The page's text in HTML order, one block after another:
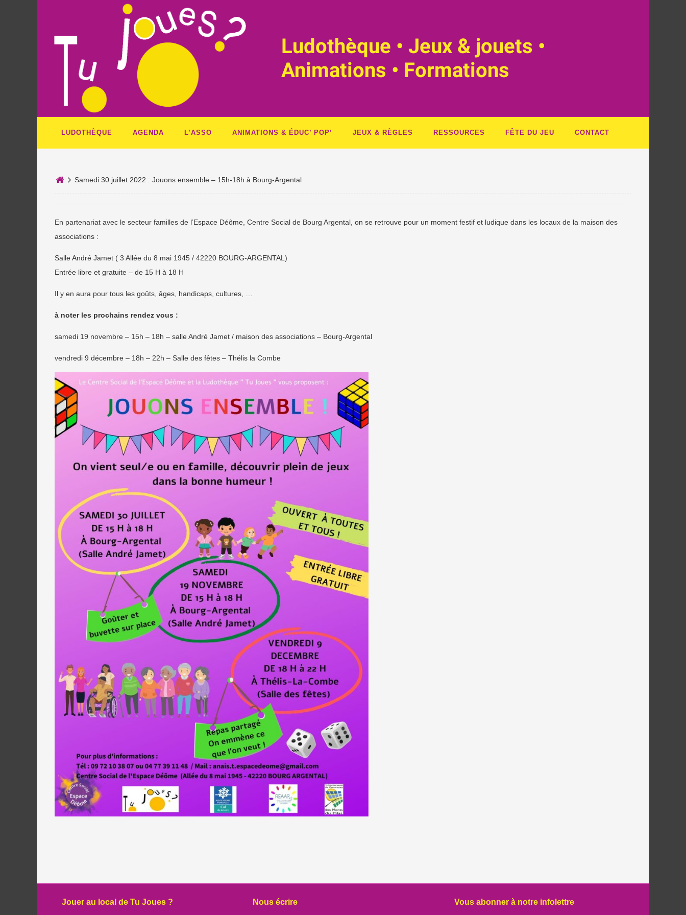
Ludothèque • Jeux & jouets •
Animations • Formations
LUDOTHÈQUE AGENDA L’ASSO ANIMATIONS & ÉDUC’ POP’ JEUX & RÈGLES RESSOURCES FÊTE DU JEU CONTACT
Samedi 30 juillet 2022 : Jouons ensemble – 15h-18h à Bourg-Argental
En partenariat avec le secteur familles de l’Espace Déôme, Centre Social de Bourg Argental, on se retrouve pour un moment festif et ludique dans les locaux de la maison des
associations :
Salle André Jamet ( 3 Allée du 8 mai 1945 / 42220 BOURG-ARGENTAL)
Entrée libre et gratuite – de 15 H à 18 H
Il y en aura pour tous les goûts, âges, handicaps, cultures, …
à noter les prochains rendez vous :
samedi 19 novembre – 15h – 18h – salle André Jamet / maison des associations – Bourg-Argental
vendredi 9 décembre – 18h – 22h – Salle des fêtes – Thélis la Combe
Jouer au local de Tu Joues ? Nous écrire Vous abonner à notre infolettre